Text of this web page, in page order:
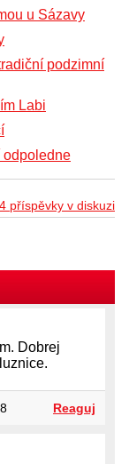
u Sázavy
podzimní
Labi
odpoledne
4 příspěvky v diskuzi
Dobrej
Reaguj